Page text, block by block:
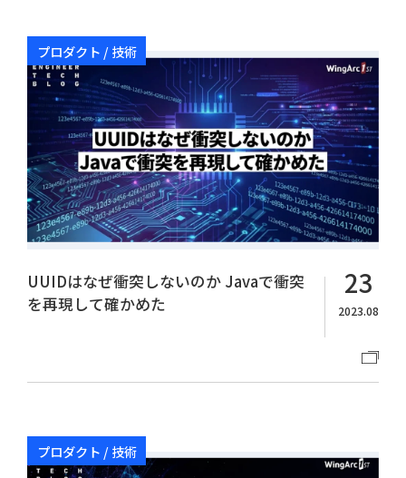
プロダクト / 技術
UUIDはなぜ衝突しないのか Javaで衝突
を再現して確かめた
23
2023.08
プロダクト / 技術